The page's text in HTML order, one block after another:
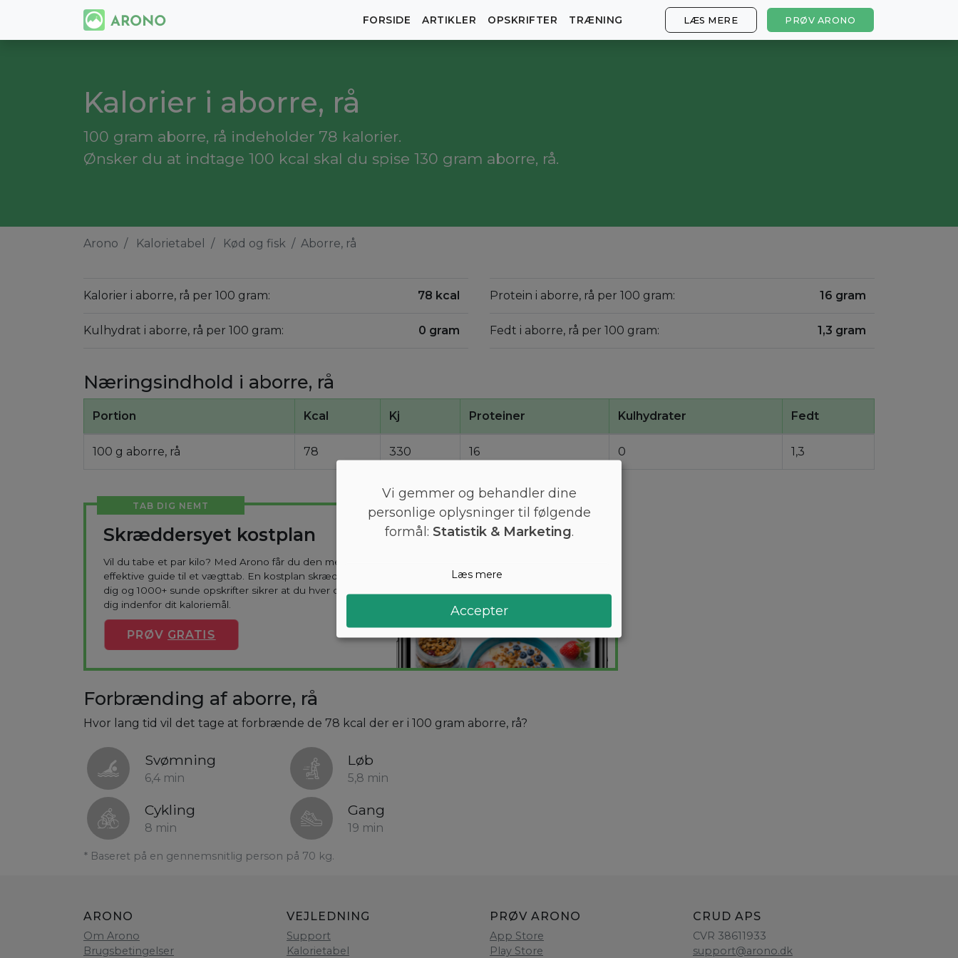
FORSIDE ARTIKLER OPSKRIFTER TRÆNING LÆS MERE PRØV ARONO
Kalorier i aborre, rå
100 gram aborre, rå indeholder 78 kalorier.
Ønsker du at indtage 100 kcal skal du spise 130 gram aborre, rå.
Arono Kalorietabel Kød og fisk Aborre, rå
Kalorier i aborre, rå per 100 gram: 78 kcal
Kulhydrat i aborre, rå per 100 gram: 0 gram
Protein i aborre, rå per 100 gram: 16 gram
Fedt i aborre, rå per 100 gram: 1,3 gram
Næringsindhold i aborre, rå
Portion Kcal Kj Proteiner Kulhydrater Fedt
100 g aborre, rå 78 330 16 0 1,3
TAB DIG NEMT
Skræddersyet kostplan
Vil du tabe et par kilo? Med Arono får du den mest
effektive guide til et vægttab. En kostplan skræddersyes til
dig og 1000+ sunde opskrifter sikrer at du hver dag holder
dig indenfor dit kaloriemål.
PRØV GRATIS
Forbrænding af aborre, rå
Hvor lang tid vil det tage at forbrænde de 78 kcal der er i 100 gram aborre, rå?
Svømning
6,4 min
Løb
5,8 min
Cykling
8 min
Gang
19 min
* Baseret på en gennemsnitlig person på 70 kg.
ARONO
Om Arono
Brugsbetingelser
VEJLEDNING
Support
Kalorietabel
PRØV ARONO
App Store
Play Store
CRUD APS
CVR 38611933
support@arono.dk
Vi gemmer og behandler dine
personlige oplysninger til følgende
formål: Statistik & Marketing.
Læs mere
Accepter